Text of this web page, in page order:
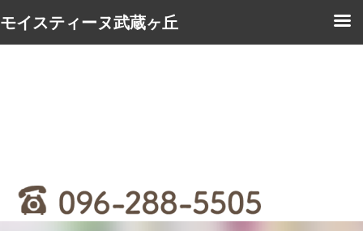
モイスティーヌ武蔵ヶ丘